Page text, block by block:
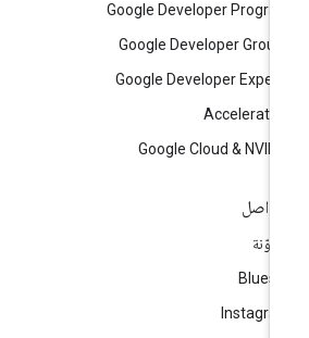
Google Developer
Google Developer
Google Developer
Google Cloud &